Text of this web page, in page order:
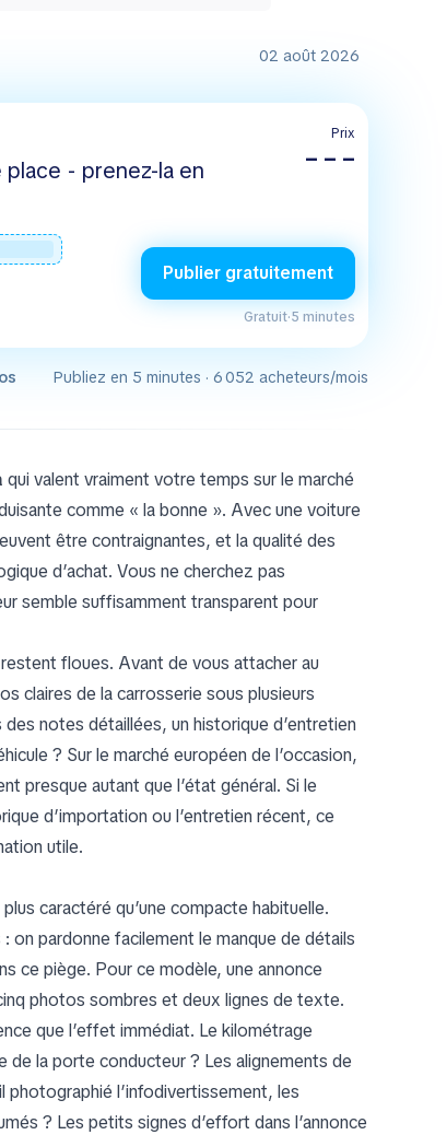
02 août 2026
place - prenez-la en
Prix
– – –
Publier gratuitement
Gratuit·5 minutes
Publiez en 5 minutes · 6 052 acheteurs/mois
qui valent vraiment votre temps sur le marché
comme « la bonne ». Avec une voiture
être contraignantes, et la qualité des
d’achat. Vous ne cherchez pas
semble suffisamment transparent pour
floues. Avant de vous attacher au
claires de la carrosserie sous plusieurs
notes détaillées, un historique d’entretien
? Sur le marché européen de l’occasion,
presque autant que l’état général. Si le
d’importation ou l’entretien récent, ce
utile.
caractéré qu’une compacte habituelle.
on pardonne facilement le manque de détails
ce piège. Pour ce modèle, une annonce
photos sombres et deux lignes de texte.
que l’effet immédiat. Le kilométrage
de la porte conducteur ? Les alignements de
photographié l’infodivertissement, les
? Les petits signes d’effort dans l’annonce